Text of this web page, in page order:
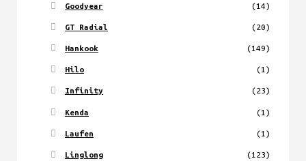
Goodyear (14)
GT Radial (20)
Hankook (149)
Hilo (1)
Infinity (23)
Kenda (1)
Laufen (1)
Linglong (123)